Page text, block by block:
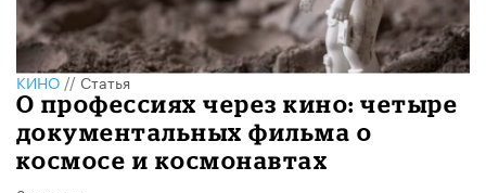
КИНО//Статья
О профессиях через кино: четыре
документальных фильма о
космосе и космонавтах